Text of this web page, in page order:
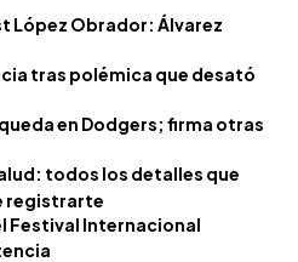
López Obrador: Álvarez
tras polémica que desató
en Dodgers; firma otras
todos los detalles que
registrarte
Festival Internacional